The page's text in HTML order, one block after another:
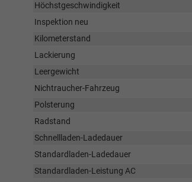
Höchstgeschwindigkeit
Inspektion neu
Kilometerstand
Lackierung
Leergewicht
Nichtraucher-Fahrzeug
Polsterung
Radstand
Schnellladen-Ladedauer
Standardladen-Ladedauer
Standardladen-Leistung AC